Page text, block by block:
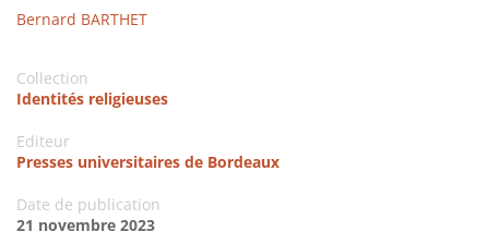
Bernard BARTHET
Collection
Identités religieuses
Editeur
Presses universitaires de Bordeaux
Date de publication
21 novembre 2023